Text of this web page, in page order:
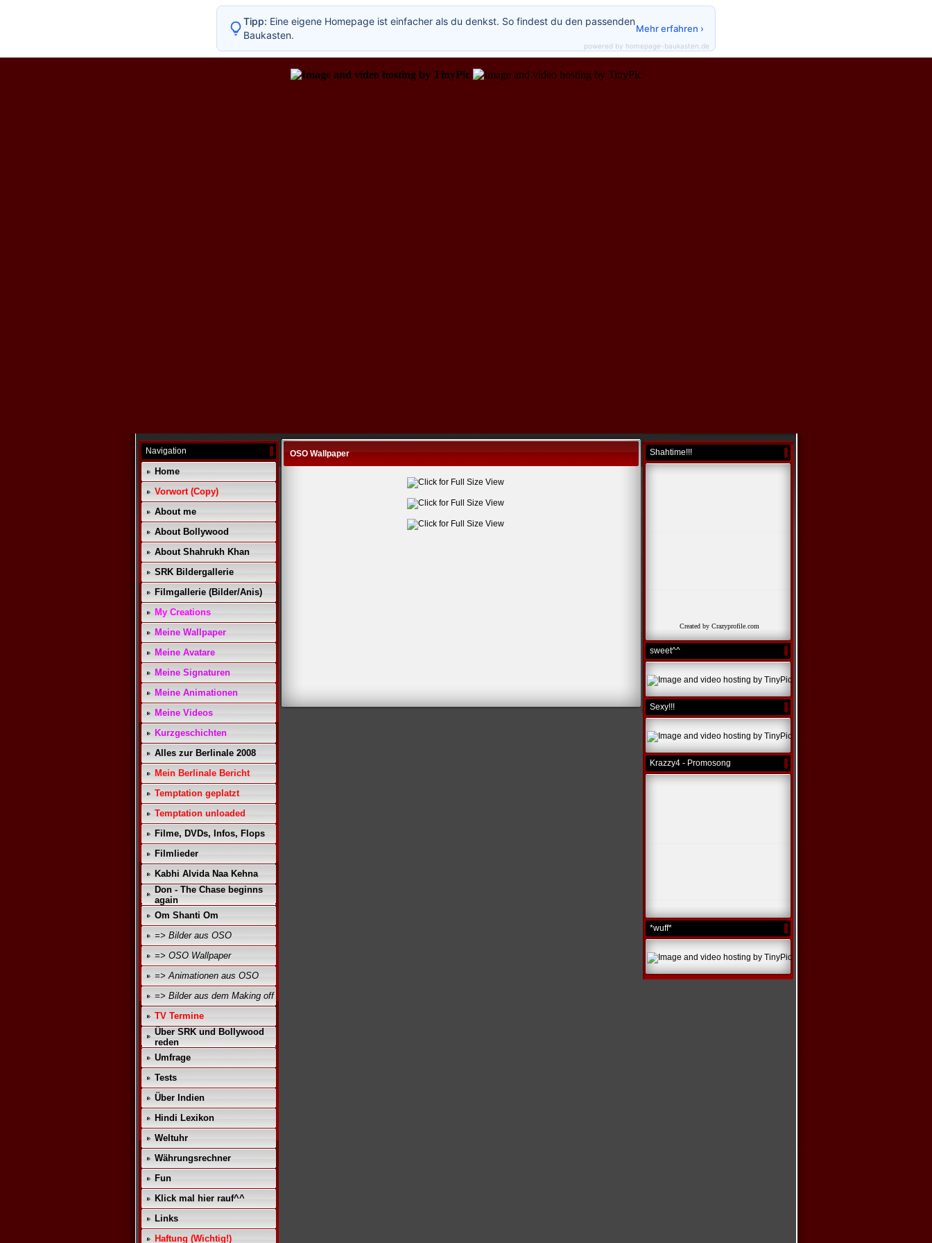
Navigation
Home
Vorwort (Copy)
About me
About Bollywood
About Shahrukh Khan
SRK Bildergallerie
Filmgallerie (Bilder/Anis)
My Creations
Meine Wallpaper
Meine Avatare
Meine Signaturen
Meine Animationen
Meine Videos
Kurzgeschichten
Alles zur Berlinale 2008
Mein Berlinale Bericht
Temptation geplatzt
Temptation unloaded
Filme, DVDs, Infos, Flops
Filmlieder
Kabhi Alvida Naa Kehna
Don - The Chase beginns
again
Om Shanti Om
=> Bilder aus OSO
=> OSO Wallpaper
=> Animationen aus OSO
=> Bilder aus dem Making off
TV Termine
Über SRK und Bollywood
reden
Umfrage
Tests
Über Indien
Hindi Lexikon
Weltuhr
Währungsrechner
Fun
Klick mal hier rauf^^
Links
Haftung (Wichtig!)
OSO Wallpaper Shahtime!!!
Created by Crazyprofile.com
sweet^^
Sexy!!!
Krazzy4 - Promosong
*wuff*
Tipp: Eine eigene Homepage ist einfacher als du denkst. So findest du den passenden
Baukasten.
Mehr erfahren ›
powered by homepage-baukasten.de